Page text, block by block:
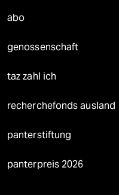
abo
genossenschaft
taz zahl ich
recherchefonds ausland
panterstiftung
panterpreis 2026